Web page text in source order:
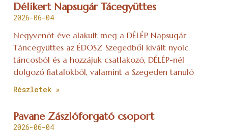
Délikert Napsugár Tácegyüttes
2026-06-04
Negyvenöt éve alakult meg a DÉLÉP Napsugár
Táncegyüttes az ÉDOSZ Szegedből kivált nyolc
táncosból és a hozzájuk csatlakozó, DÉLÉP-nél
dolgozó fiatalokból, valamint a Szegeden tanuló
Részletek »
Pavane Zászlóforgató csoport
2026-06-04